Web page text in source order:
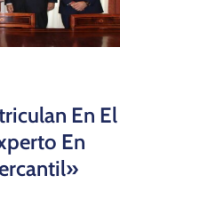
En El
En